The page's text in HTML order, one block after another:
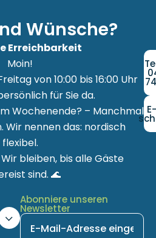
Wünsche?
Erreichbarkeit
Moin!
von 10:00 bis 16:00 Uhr
für Sie da.
Wochenende? – Manchmal
Wir nennen das: nordisch
flexibel.
bleiben, bis alle Gäste
sind. 🌊
Abonniere unseren
Newsletter